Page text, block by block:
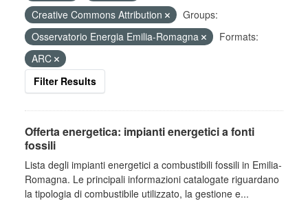
Creative Commons Attribution
Groups:
Osservatorio Energia Emilia-Romagna
Formats:
ARC
Filter Results
Offerta energetica: impianti energetici a fonti
fossili
Lista degli impianti energetici a combustibili fossili in Emilia-
Romagna. Le principali informazioni catalogate riguardano
la tipologia di combustibile utilizzato, la gestione e...